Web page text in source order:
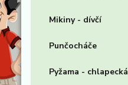
Mikiny - dívčí
Punčocháče
Pyžama - chlapecká